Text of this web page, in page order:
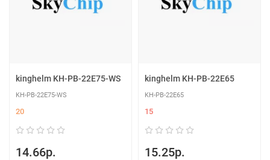
kinghelm KH-PB-22E75-WS
KH-PB-22E75-WS
20
14.66р.
kinghelm KH-PB-22E65
KH-PB-22E65
15
15.25р.